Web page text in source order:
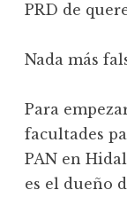
PRD de
Nada más
Para
facultades
PAN en
es el dueño